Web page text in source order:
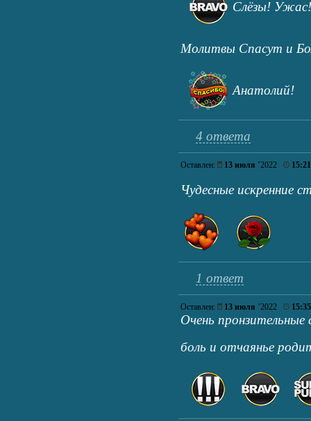
Слёзы!
Молитвы Спасут и
Анатолий!
4 ответа
Оставлен: 13 июля ’2022 15:21
Чудесные искренние
1 ответ
Оставлен: 13 июля ’2022 15:35
Очень
боль и отчаянье